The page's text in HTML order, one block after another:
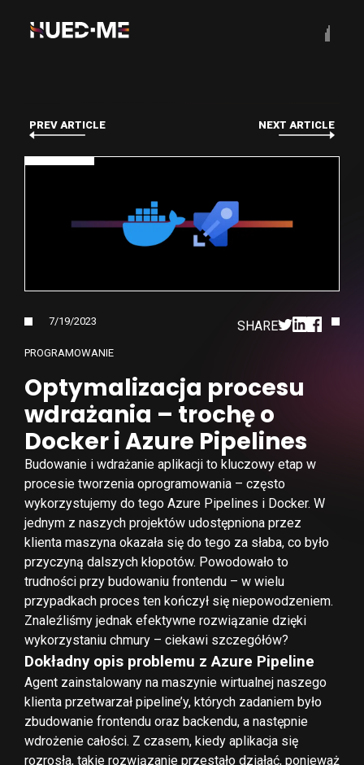
PREV ARTICLE NEXT ARTICLE
7/19/2023
PROGRAMOWANIE
SHARE
Optymalizacja procesu
wdrażania – trochę o
Docker i Azure Pipelines
Budowanie i wdrażanie aplikacji to kluczowy etap w
procesie tworzenia oprogramowania – często
wykorzystujemy do tego Azure Pipelines i Docker. W
jednym z naszych projektów udostępniona przez
klienta maszyna okazała się do tego za słaba, co było
przyczyną dalszych kłopotów. Powodowało to
trudności przy budowaniu frontendu – w wielu
przypadkach proces ten kończył się niepowodzeniem.
Znaleźliśmy jednak efektywne rozwiązanie dzięki
wykorzystaniu chmury – ciekawi szczegółów?
Dokładny opis problemu z Azure Pipeline
Agent zainstalowany na maszynie wirtualnej naszego
klienta przetwarzał pipeline’y, których zadaniem było
zbudowanie frontendu oraz backendu, a następnie
wdrożenie całości. Z czasem, kiedy aplikacja się
rozrosła, takie rozwiązanie przestało działać, ponieważ